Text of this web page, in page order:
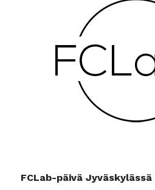
FCLab-päivä Jyväskylässä